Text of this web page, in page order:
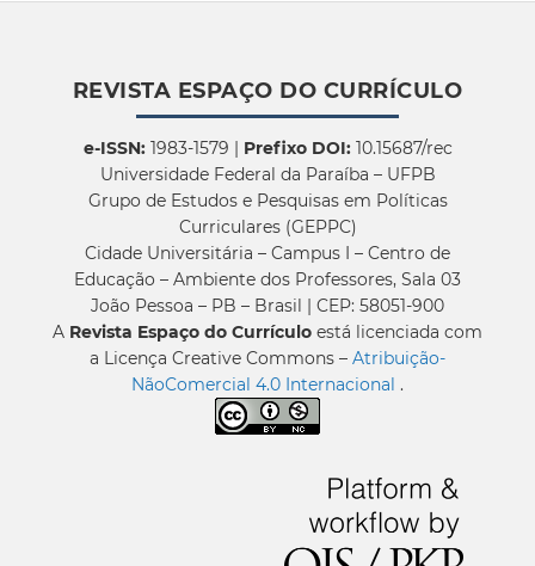
REVISTA ESPAÇO DO CURRÍCULO
e-ISSN:1983-1579 | Prefixo DOI:10.15687/rec
Universidade Federal da Paraíba – UFPB
Grupo de Estudos e Pesquisas em Políticas
Curriculares (GEPPC)
Cidade Universitária – Campus I – Centro de
Educação – Ambiente dos Professores, Sala 03
João Pessoa – PB – Brasil | CEP: 58051-900
A Revista Espaço do Currículo está licenciada com
a Licença Creative Commons – Atribuição-
NãoComercial 4.0 Internacional .